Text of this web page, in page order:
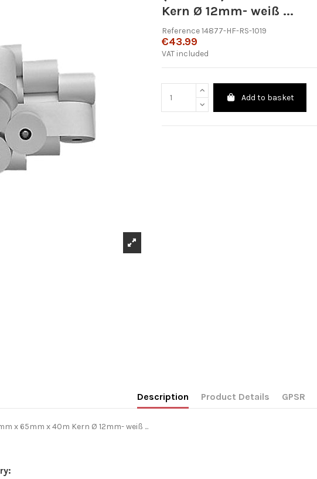
Kern Ø 12mm- weiß ...
Reference 14877-HF-RS-1019
€43.99
VAT included
Add to basket
Description Product Details GPSR
x 65mm x 40m Kern Ø 12mm- weiß ...